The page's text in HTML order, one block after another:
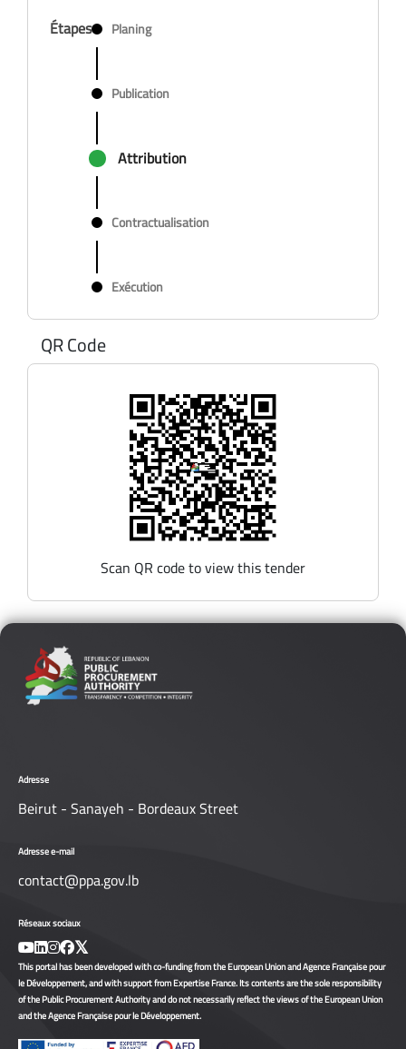
Étapes Planing
Publication
Attribution
Contractualisation
Exécution
QR Code
Scan QR code to view this tender
Adresse
Beirut - Sanayeh - Bordeaux Street
Adresse e-mail
contact@ppa.gov.lb
Réseaux sociaux
This portal has been developed with co-funding from the European Union and Agence Française pour
le Développement, and with support from Expertise France. Its contents are the sole responsibility
of the Public Procurement Authority and do not necessarily reflect the views of the European Union
and the Agence Française pour le Développement.